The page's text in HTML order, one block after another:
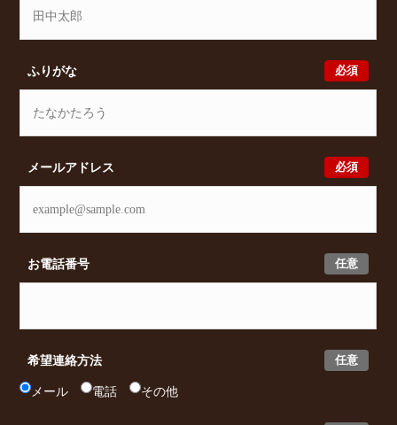
必須
ふりがな
必須
メールアドレス
任意
お電話番号
任意
希望連絡方法
メール 電話 その他